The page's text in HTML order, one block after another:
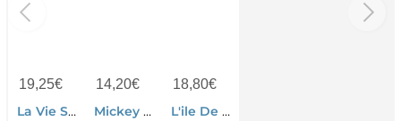
19,25€
La Vie Sur Terre
14,20€
Mickey Mouse Rosenberger ; Et Autres Egares
18,80€
L'ile De Jacob